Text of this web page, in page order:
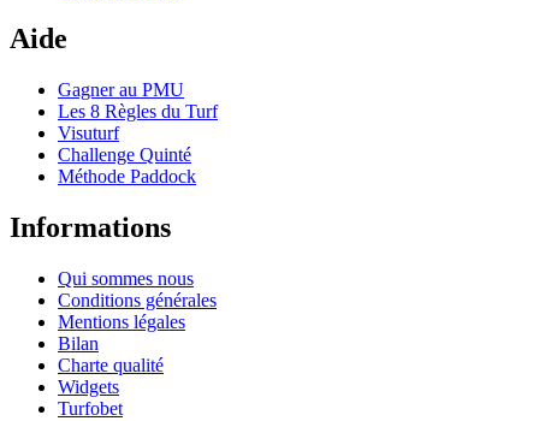
Aide
Gagner au PMU
Les 8 Règles du Turf
Visuturf
Challenge Quinté
Méthode Paddock
Informations
Qui sommes nous
Conditions générales
Mentions légales
Bilan
Charte qualité
Widgets
Turfobet